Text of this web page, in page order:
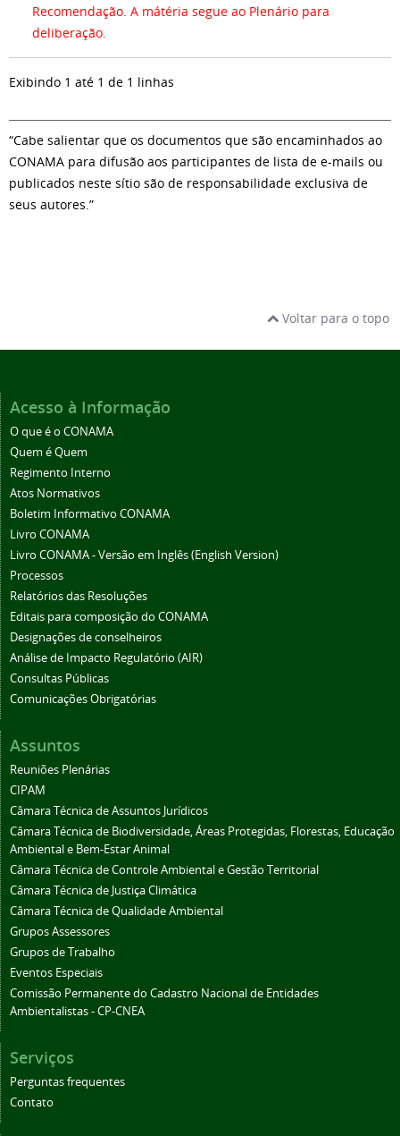
Recomendação. A mátéria segue ao Plenário para
deliberação.
Exibindo 1 até 1 de 1 linhas
“Cabe salientar que os documentos que são encaminhados ao
CONAMA para difusão aos participantes de lista de e-mails ou
publicados neste sítio são de responsabilidade exclusiva de
seus autores.”
Voltar para o topo
Acesso à Informação
O que é o CONAMA
Quem é Quem
Regimento Interno
Atos Normativos
Boletim Informativo CONAMA
Livro CONAMA
Livro CONAMA - Versão em Inglês (English Version)
Processos
Relatórios das Resoluções
Editais para composição do CONAMA
Designações de conselheiros
Análise de Impacto Regulatório (AIR)
Consultas Públicas
Comunicações Obrigatórias
Assuntos
Reuniões Plenárias
CIPAM
Câmara Técnica de Assuntos Jurídicos
Câmara Técnica de Biodiversidade, Áreas Protegidas, Florestas, Educação
Ambiental e Bem-Estar Animal
Câmara Técnica de Controle Ambiental e Gestão Territorial
Câmara Técnica de Justiça Climática
Câmara Técnica de Qualidade Ambiental
Grupos Assessores
Grupos de Trabalho
Eventos Especiais
Comissão Permanente do Cadastro Nacional de Entidades
Ambientalistas - CP-CNEA
Serviços
Perguntas frequentes
Contato